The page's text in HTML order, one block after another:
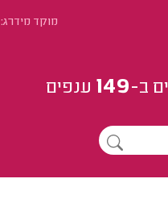
מוקד מידרג:
ב-149 ענפים